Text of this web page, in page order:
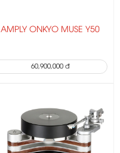
AMPLY ONKYO MUSE Y50
60,900,000 đ